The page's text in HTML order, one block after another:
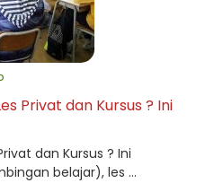
Privat dan Kursus ? Ini
dan Kursus ? Ini
belajar), les ...